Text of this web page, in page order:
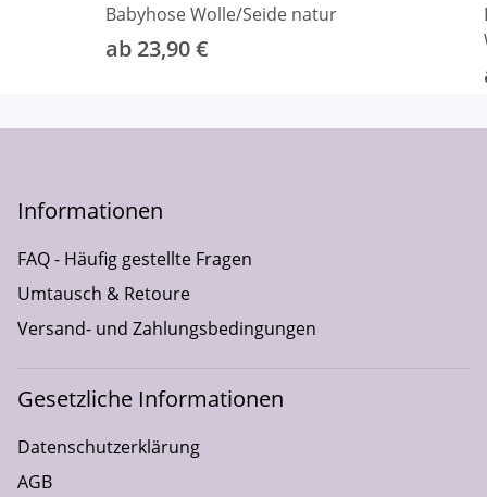
Babyhose Wolle/Seide natur
ab 23,90 €
Informationen
FAQ - Häufig gestellte Fragen
Umtausch & Retoure
Versand- und Zahlungsbedingungen
Gesetzliche Informationen
Datenschutzerklärung
AGB